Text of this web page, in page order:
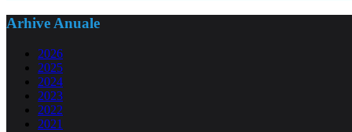
Arhive Anuale
2026
2025
2024
2023
2022
2021